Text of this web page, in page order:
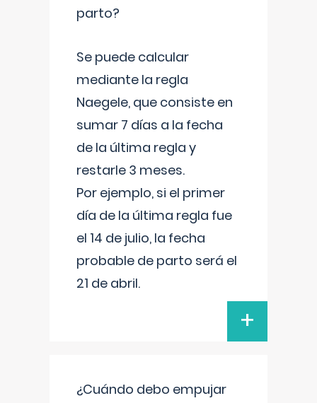
parto?
Se puede calcular
mediante la regla
Naegele, que consiste en
sumar 7 días a la fecha
de la última regla y
restarle 3 meses.
Por ejemplo, si el primer
día de la última regla fue
el 14 de julio, la fecha
probable de parto será el
21 de abril.
+
¿Cuándo debo empujar